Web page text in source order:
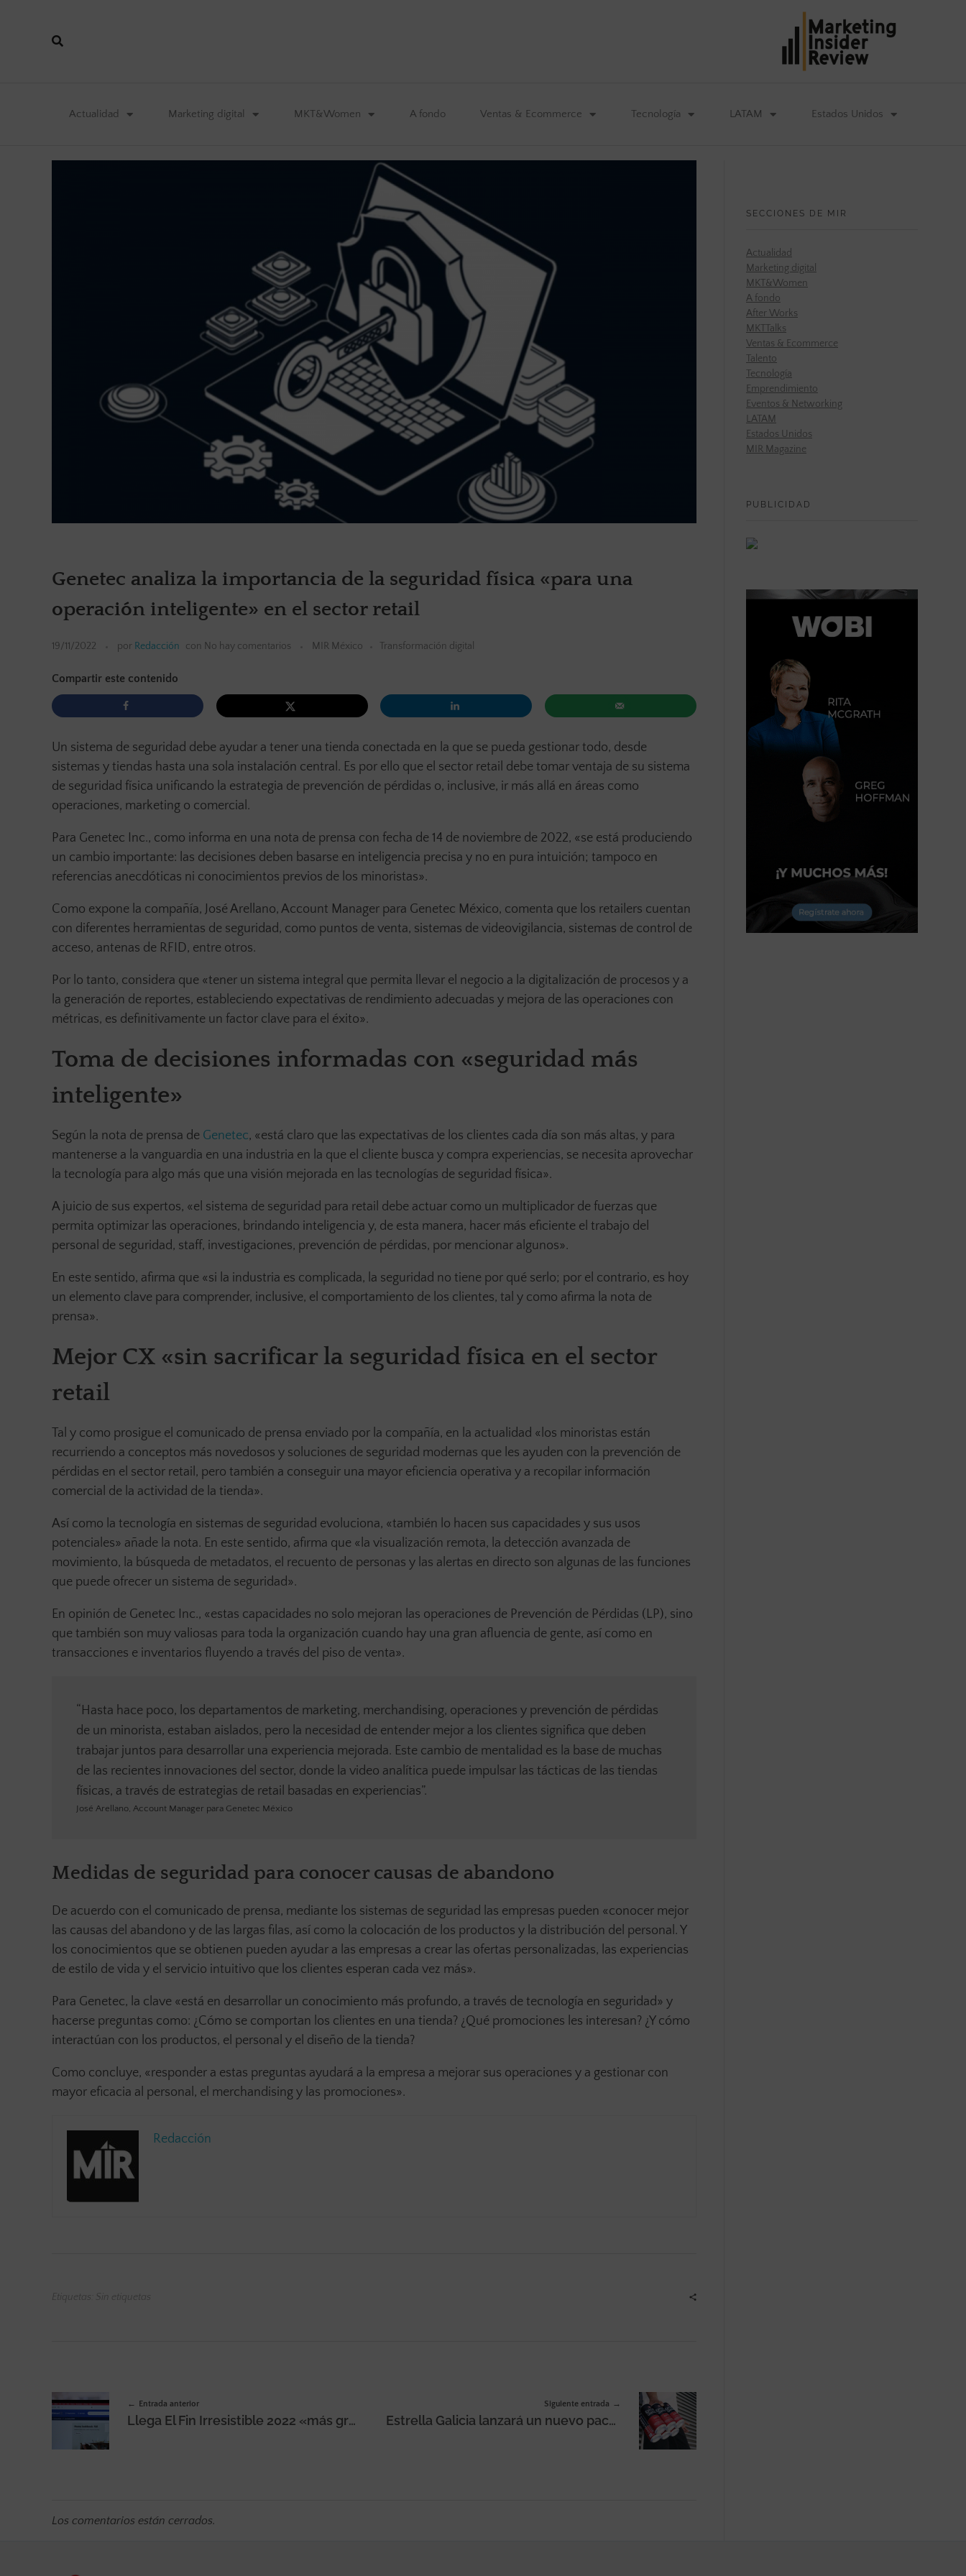
Actualidad Marketing digital MKT&Women A fondo Ventas & Ecommerce Tecnología LATAM Estados Unidos
Genetec analiza la importancia de la seguridad física «para una
operación inteligente» en el sector retail
19/11/2022 por Redacción con No hay comentarios MIR México Transformación digital
Compartir este contenido
Un sistema de seguridad debe ayudar a tener una tienda conectada en la que se pueda gestionar todo, desde
sistemas y tiendas hasta una sola instalación central. Es por ello que el sector retail debe tomar ventaja de su sistema
de seguridad física unificando la estrategia de prevención de pérdidas o, inclusive, ir más allá en áreas como
operaciones, marketing o comercial.
Para Genetec Inc., como informa en una nota de prensa con fecha de 14 de noviembre de 2022, «se está produciendo
un cambio importante: las decisiones deben basarse en inteligencia precisa y no en pura intuición; tampoco en
referencias anecdóticas ni conocimientos previos de los minoristas».
Como expone la compañía, José Arellano, Account Manager para Genetec México, comenta que los retailers cuentan
con diferentes herramientas de seguridad, como puntos de venta, sistemas de videovigilancia, sistemas de control de
acceso, antenas de RFID, entre otros.
Por lo tanto, considera que «tener un sistema integral que permita llevar el negocio a la digitalización de procesos y a
la generación de reportes, estableciendo expectativas de rendimiento adecuadas y mejora de las operaciones con
métricas, es definitivamente un factor clave para el éxito».
Toma de decisiones informadas con «seguridad más
inteligente»
Según la nota de prensa de Genetec, «está claro que las expectativas de los clientes cada día son más altas, y para
mantenerse a la vanguardia en una industria en la que el cliente busca y compra experiencias, se necesita aprovechar
la tecnología para algo más que una visión mejorada en las tecnologías de seguridad física».
A juicio de sus expertos, «el sistema de seguridad para retail debe actuar como un multiplicador de fuerzas que
permita optimizar las operaciones, brindando inteligencia y, de esta manera, hacer más eficiente el trabajo del
personal de seguridad, staff, investigaciones, prevención de pérdidas, por mencionar algunos».
En este sentido, afirma que «si la industria es complicada, la seguridad no tiene por qué serlo; por el contrario, es hoy
un elemento clave para comprender, inclusive, el comportamiento de los clientes, tal y como afirma la nota de
prensa».
Mejor CX «sin sacrificar la seguridad física en el sector
retail
Tal y como prosigue el comunicado de prensa enviado por la compañía, en la actualidad «los minoristas están
recurriendo a conceptos más novedosos y soluciones de seguridad modernas que les ayuden con la prevención de
pérdidas en el sector retail, pero también a conseguir una mayor eficiencia operativa y a recopilar información
comercial de la actividad de la tienda».
Así como la tecnología en sistemas de seguridad evoluciona, «también lo hacen sus capacidades y sus usos
potenciales» añade la nota. En este sentido, afirma que «la visualización remota, la detección avanzada de
movimiento, la búsqueda de metadatos, el recuento de personas y las alertas en directo son algunas de las funciones
que puede ofrecer un sistema de seguridad».
En opinión de Genetec Inc., «estas capacidades no solo mejoran las operaciones de Prevención de Pérdidas (LP), sino
que también son muy valiosas para toda la organización cuando hay una gran afluencia de gente, así como en
transacciones e inventarios fluyendo a través del piso de venta».
“Hasta hace poco, los departamentos de marketing, merchandising, operaciones y prevención de pérdidas
de un minorista, estaban aislados, pero la necesidad de entender mejor a los clientes significa que deben
trabajar juntos para desarrollar una experiencia mejorada. Este cambio de mentalidad es la base de muchas
de las recientes innovaciones del sector, donde la video analítica puede impulsar las tácticas de las tiendas
físicas, a través de estrategias de retail basadas en experiencias”.
José Arellano, Account Manager para Genetec México
Medidas de seguridad para conocer causas de abandono
De acuerdo con el comunicado de prensa, mediante los sistemas de seguridad las empresas pueden «conocer mejor
las causas del abandono y de las largas filas, así como la colocación de los productos y la distribución del personal. Y
los conocimientos que se obtienen pueden ayudar a las empresas a crear las ofertas personalizadas, las experiencias
de estilo de vida y el servicio intuitivo que los clientes esperan cada vez más».
Para Genetec, la clave «está en desarrollar un conocimiento más profundo, a través de tecnología en seguridad» y
hacerse preguntas como: ¿Cómo se comportan los clientes en una tienda? ¿Qué promociones les interesan? ¿Y cómo
interactúan con los productos, el personal y el diseño de la tienda?
Como concluye, «responder a estas preguntas ayudará a la empresa a mejorar sus operaciones y a gestionar con
mayor eficacia al personal, el merchandising y las promociones».
Redacción
Etiquetas: Sin etiquetas
Entrada anterior
Llega El Fin Irresistible 2022 «más grande» de Walmart Supercenter y Walmart Express en México del 11 al 21 de noviembre
Siguiente entrada
Estrella Galicia lanzará un nuevo pack de latas sin embalaje: el No Pack de Estrella Galicia
Los comentarios están cerrados.
SECCIONES DE MIR
Actualidad
Marketing digital
MKT&Women
A fondo
After Works
MKTTalks
Ventas & Ecommerce
Talento
Tecnología
Emprendimiento
Eventos & Networking
LATAM
Estados Unidos
MIR Magazine
PUBLICIDAD